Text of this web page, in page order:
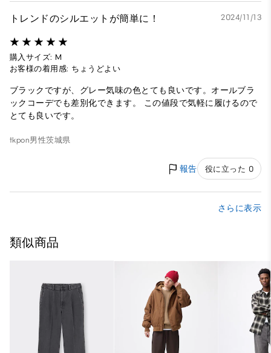
トレンドのシルエットが簡単に！ 2024/11/13
購入サイズ: M
お客様の着用感: ちょうどよい
ブラックですが、グレー気味の色とても良いです。オールブラ
ックコーデでも差別化できます。 この値段で気軽に履けるので
とても良いです。
tkpon男性茨城県
報告 役に立った 0
さらに表示
類似商品